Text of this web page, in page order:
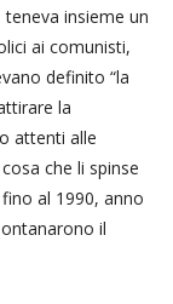
teneva insieme un
ai comunisti,
definito “la
la
attenti alle
che li spinse
al 1990, anno
il